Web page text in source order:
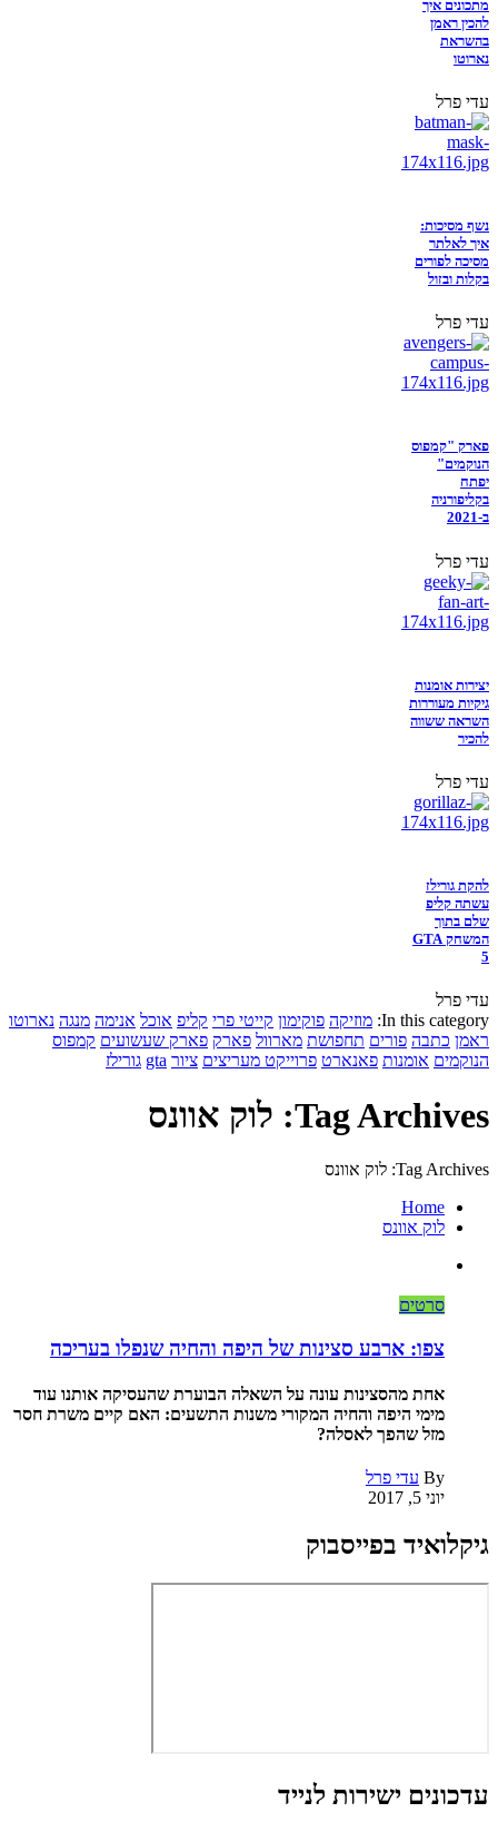
מתכונים איך
להכין ראמן
בהשראת
נארוטו
עדי פרל
נשף מסיכות:
איך לאלתר
מסיכה לפורים
בקלות ובזול
עדי פרל
פארק "קמפוס
הנוקמים"
יפתח
בקליפורניה
ב-2021
עדי פרל
יצירות אומנות
גיקיות מעוררות
השראה ששווה
להכיר
עדי פרל
להקת גורילז
עשתה קליפ
שלם בתוך
המשחק GTA
5
עדי פרל
In this category: מוזיקה פוקימון קייטי פרי קליפ אוכל אנימה מנגה נארוטו
ראמן כתבה פורים תחפושת מארוול פארק פארק שעשועים קמפוס
הנוקמים אומנות פאנארט פרוייקט מעריצים ציור gta גורילז
Tag Archives: לוק אוונס
Tag Archives: לוק אוונס
Home
לוק אוונס
סרטים
צפו: ארבע סצינות של היפה והחיה שנפלו בעריכה
אחת מהסצינות עונה על השאלה הבוערת שהעסיקה אותנו עוד
מימי היפה והחיה המקורי משנות התשעים: האם קיים משרת חסר
מזל שהפך לאסלה?
By עדי פרל
יוני 5, 2017
גיקלואיד בפייסבוק
עדכונים ישירות לנייד